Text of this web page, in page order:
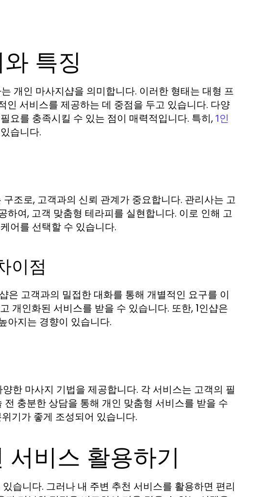
특징
개인 마사지샵을 의미합니다. 이러한 형태는 대형 프
인 서비스를 제공하는 데 중점을 두고 있습니다. 다양
요를 충족시킬 수 있는 점이 매력적입니다. 특히, 1인
습니다.
조로, 고객과의 신뢰 관계가 중요합니다. 관리사는 고
여, 고객 맞춤형 테라피를 실현합니다. 이로 인해 고
어를 선택할 수 있습니다.
이점
은 고객과의 밀접한 대화를 통해 개별적인 요구를 이
개인화된 서비스를 받을 수 있습니다. 또한, 1인샵은
아지는 경향이 있습니다.
한 마사지 기법을 제공합니다. 각 서비스는 고객의 필
충분한 상담을 통해 개인 맞춤형 서비스를 받을 수
기가 좋게 조성되어 있습니다.
비스 활용하기
습니다. 그러나 내 주변 추천 서비스를 활용하면 편리